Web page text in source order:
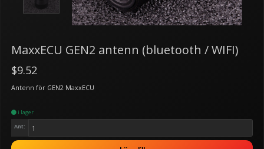
MaxxECU GEN2 antenn (bluetooth / WIFI)
$9.52
Antenn för GEN2 MaxxECU
i lager
Ant: